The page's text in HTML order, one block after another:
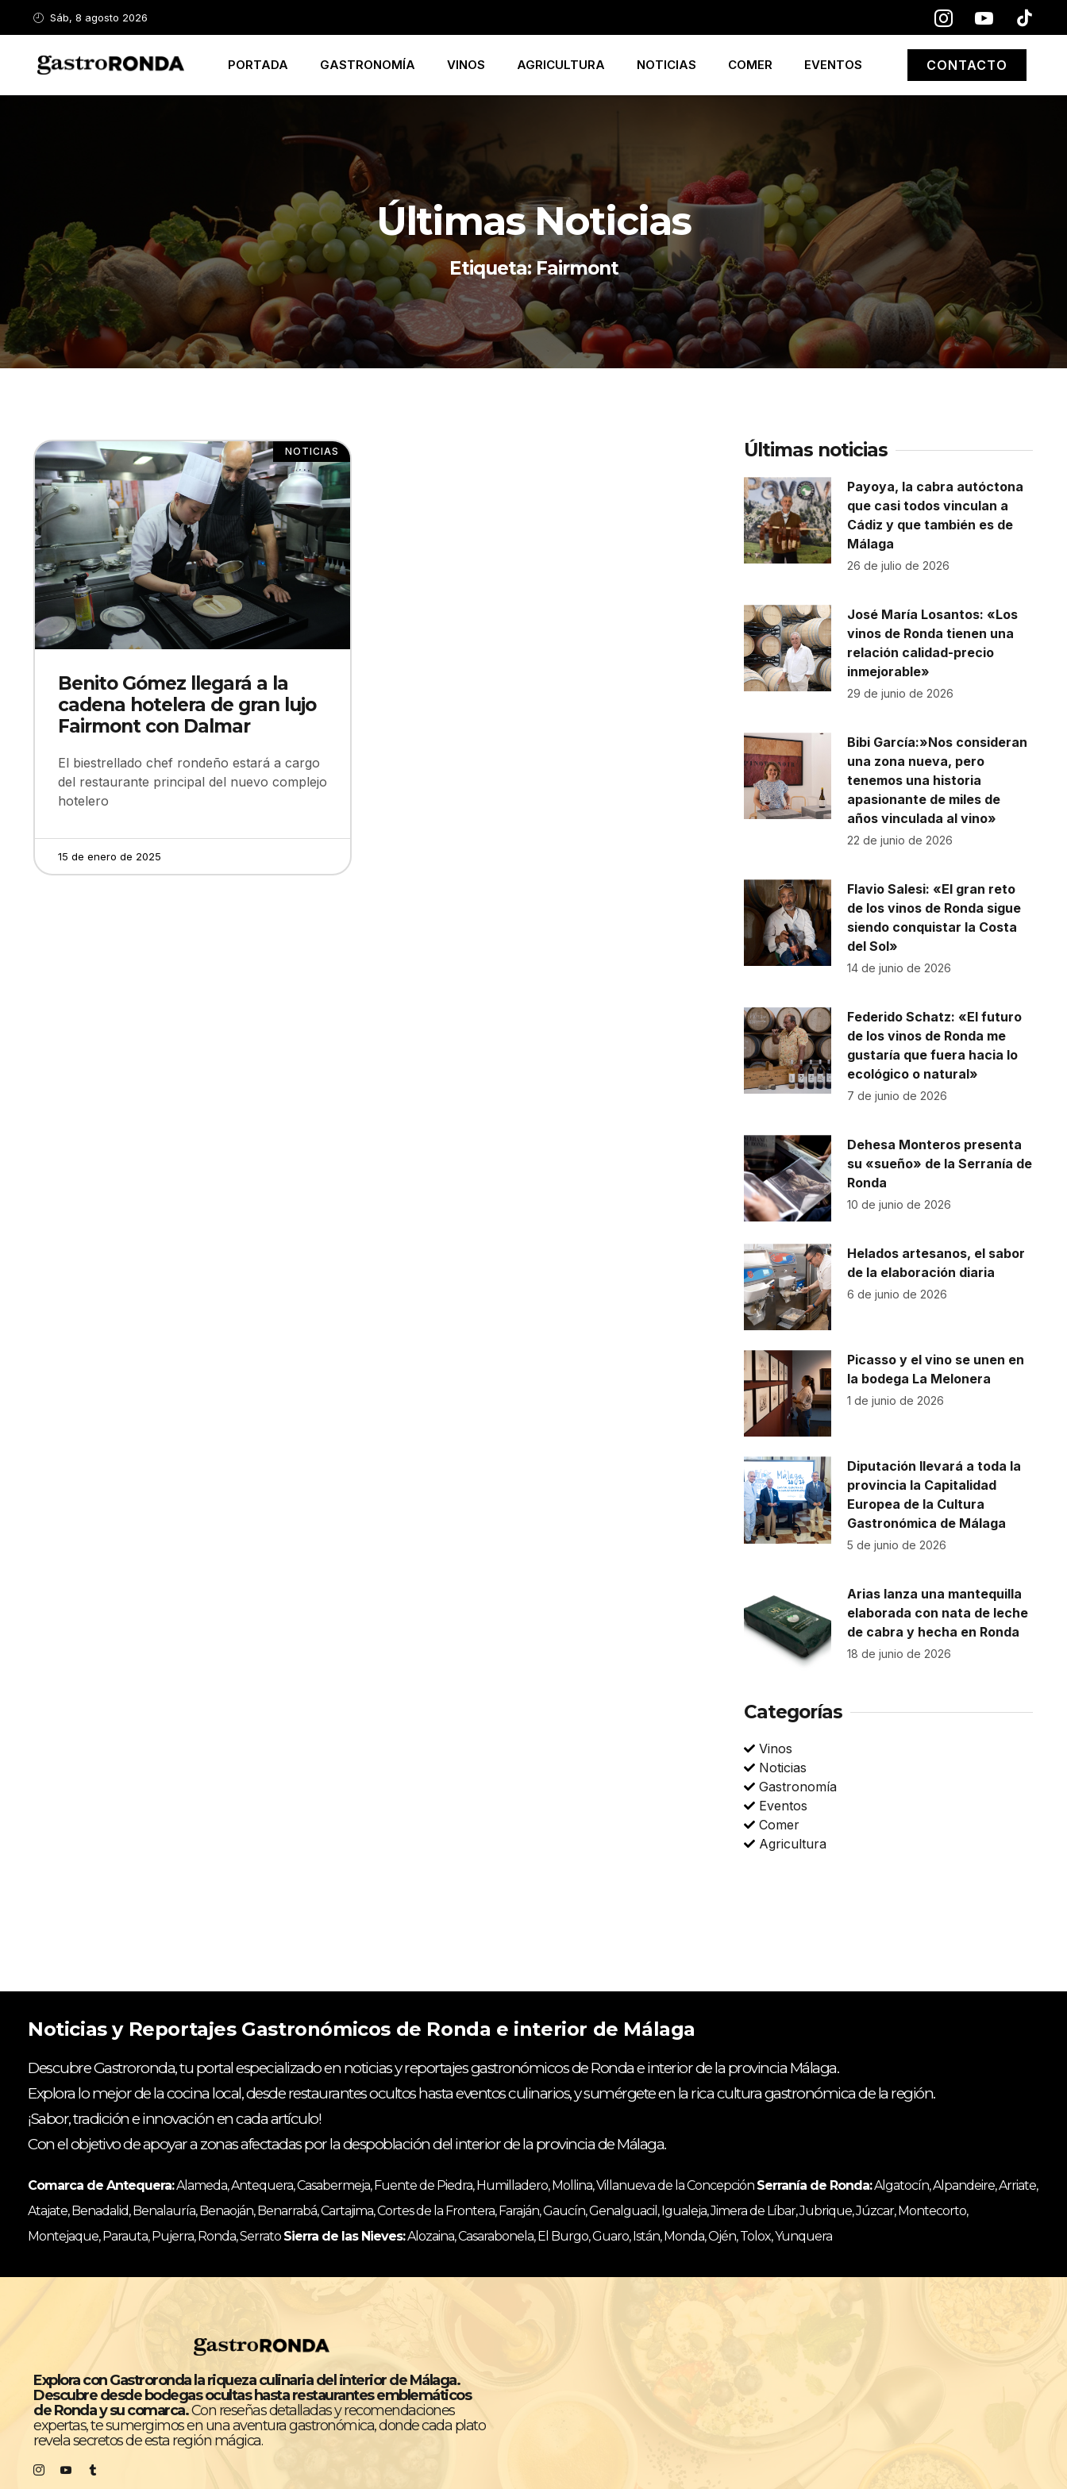
Sáb, 8 agosto 2026
PORTADA GASTRONOMÍA VINOS AGRICULTURA NOTICIAS COMER EVENTOS CONTACTO
Últimas Noticias
Etiqueta: Fairmont
NOTICIAS
Benito Gómez llegará a la
cadena hotelera de gran lujo
Fairmont con Dalmar
El biestrellado chef rondeño estará a cargo
del restaurante principal del nuevo complejo
hotelero
15 de enero de 2025
Últimas noticias
Payoya, la cabra autóctona
que casi todos vinculan a
Cádiz y que también es de
Málaga
26 de julio de 2026
José María Losantos: «Los
vinos de Ronda tienen una
relación calidad-precio
inmejorable»
29 de junio de 2026
Bibi García:»Nos consideran
una zona nueva, pero
tenemos una historia
apasionante de miles de
años vinculada al vino»
22 de junio de 2026
Flavio Salesi: «El gran reto
de los vinos de Ronda sigue
siendo conquistar la Costa
del Sol»
14 de junio de 2026
Federido Schatz: «El futuro
de los vinos de Ronda me
gustaría que fuera hacia lo
ecológico o natural»
7 de junio de 2026
Dehesa Monteros presenta
su «sueño» de la Serranía de
Ronda
10 de junio de 2026
Helados artesanos, el sabor
de la elaboración diaria
6 de junio de 2026
Picasso y el vino se unen en
la bodega La Melonera
1 de junio de 2026
Diputación llevará a toda la
provincia la Capitalidad
Europea de la Cultura
Gastronómica de Málaga
5 de junio de 2026
Arias lanza una mantequilla
elaborada con nata de leche
de cabra y hecha en Ronda
18 de junio de 2026
Categorías
Vinos
Noticias
Gastronomía
Eventos
Comer
Agricultura
Noticias y Reportajes Gastronómicos de Ronda e interior de Málaga
Descubre Gastroronda, tu portal especializado en noticias y reportajes gastronómicos de Ronda e interior de la provincia Málaga.
Explora lo mejor de la cocina local, desde restaurantes ocultos hasta eventos culinarios, y sumérgete en la rica cultura gastronómica de la región.
¡Sabor, tradición e innovación en cada artículo!
Con el objetivo de apoyar a zonas afectadas por la despoblación del interior de la provincia de Málaga.
Comarca de Antequera:Alameda, Antequera, Casabermeja, Fuente de Piedra, Humilladero, Mollina, Villanueva de la Concepción Serranía de Ronda:Algatocín, Alpandeire, Arriate,
Atajate, Benadalid, Benalauría, Benaoján, Benarrabá, Cartajima, Cortes de la Frontera, Faraján, Gaucín, Genalguacil, Igualeja, Jimera de Líbar, Jubrique, Júzcar, Montecorto,
Montejaque, Parauta, Pujerra, Ronda, Serrato Sierra de las Nieves:Alozaina, Casarabonela, El Burgo, Guaro, Istán, Monda, Ojén, Tolox, Yunquera
Explora con Gastroronda la riqueza culinaria del interior de Málaga.
Descubre desde bodegas ocultas hasta restaurantes emblemáticos
de Ronda y su comarca.Con reseñas detalladas y recomendaciones
expertas, te sumergimos en una aventura gastronómica, donde cada plato
revela secretos de esta región mágica.